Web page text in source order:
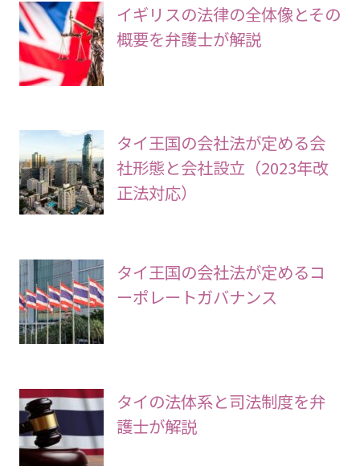
イギリスの法律の全体像とその
概要を弁護士が解説
タイ王国の会社法が定める会
社形態と会社設立（2023年改
正法対応）
タイ王国の会社法が定めるコ
ーポレートガバナンス
タイの法体系と司法制度を弁
護士が解説